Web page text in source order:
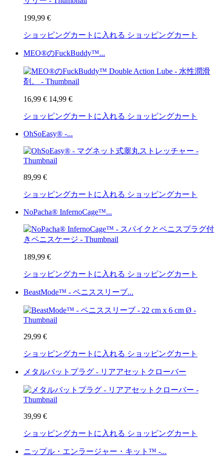
199,99 €
ショッピングカートに入れる ショッピングカート
MEO®のFuckBuddy™...
16,99 € 14,99 €
ショッピングカートに入れる ショッピングカート
OhSoEasy® -...
89,99 €
ショッピングカートに入れる ショッピングカート
NoPacha® InfernoCage™...
189,99 €
ショッピングカートに入れる ショッピングカート
BeastMode™ - ペニススリーブ...
29,99 €
ショッピングカートに入れる ショッピングカート
メタルバットプラグ - リアアセットクローバー
39,99 €
ショッピングカートに入れる ショッピングカート
ニップル・エンラージャー・キット™ -...